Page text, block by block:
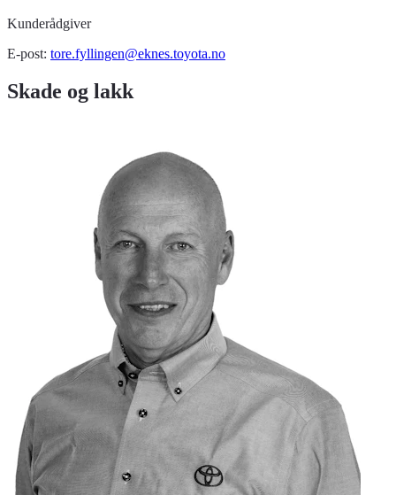
Kunderådgiver
E-post: tore.fyllingen@eknes.toyota.no
Skade og lakk